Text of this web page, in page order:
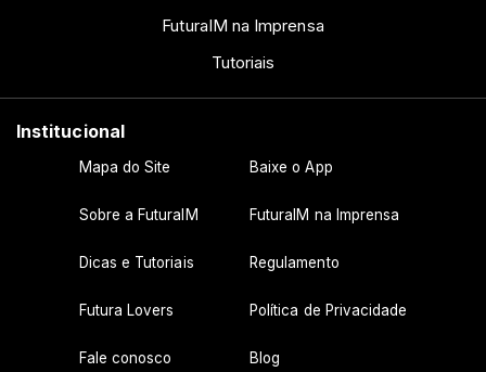
FuturaIM na Imprensa
Tutoriais
Institucional
Mapa do Site Baixe o App
Sobre a FuturaIM FuturaIM na Imprensa
Dicas e Tutoriais Regulamento
Futura Lovers Política de Privacidade
Fale conosco Blog